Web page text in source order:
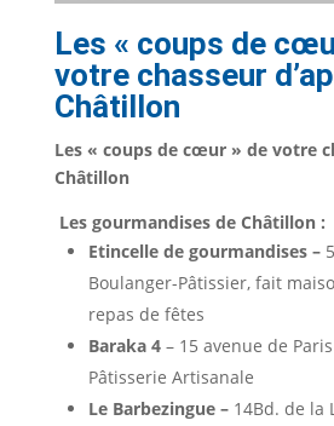
Les « coups de
votre chasseur
Châtillon
Les « coups de cœur » de votre
Châtillon
Les gourmandises de Châtillon :
Etincelle de gourmandises –
Boulanger-Pâtissier, fait
repas de fêtes
Baraka 4– 15 avenue de
Pâtisserie Artisanale
Le Barbezingue – 14Bd. de la